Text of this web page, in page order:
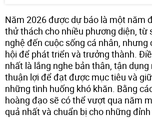
Năm 2026 được dự báo là một năm
thử thách cho nhiều phương diện, từ
nghệ đến cuộc sống cá nhân, nhưng
hội để phát triển và trưởng thành.
nhất là lắng nghe bản thân, tận
thuận lợi để đạt được mục tiêu và
những tình huống khó khăn. Bằng
hoàng đạo sẽ có thể vượt qua năm
quả nhất và chuẩn bị cho những đỉnh